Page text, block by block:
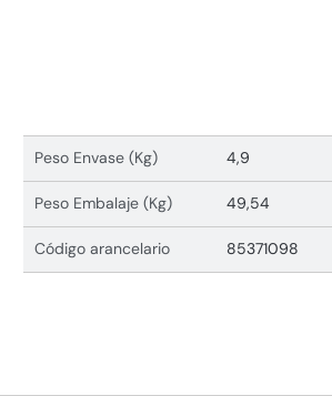
Peso Envase (Kg) 4,9
Peso Embalaje (Kg) 49,54
Código arancelario 85371098